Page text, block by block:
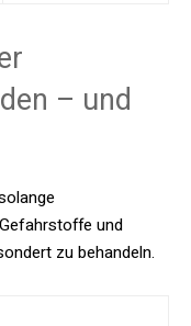
– und
und
zu behandeln.